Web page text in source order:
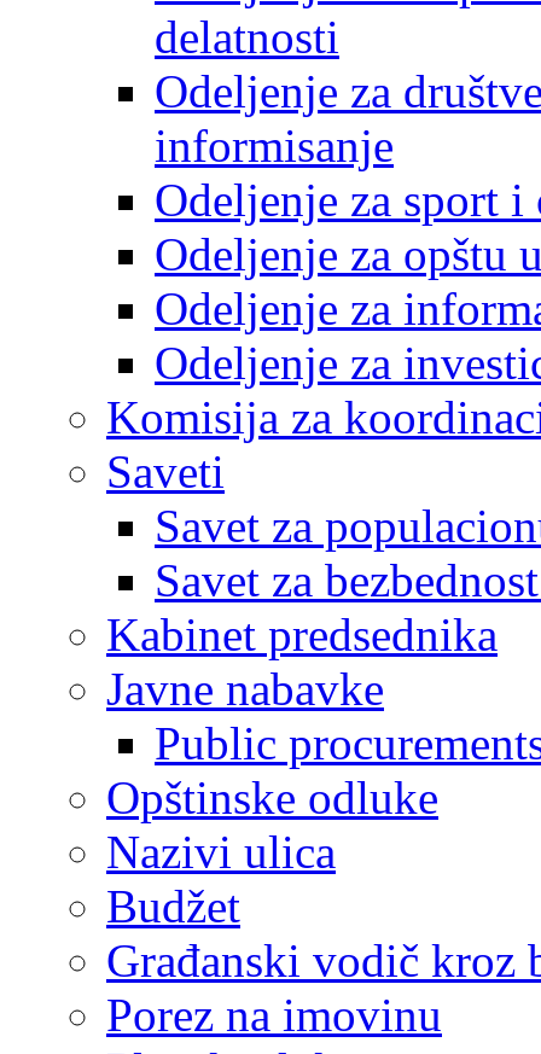
delatnosti
Odeljenje za
informisanje
Odeljenje za sport
Odeljenje za opštu
Odeljenje za
Odeljenje za
Komisija za
Saveti
Savet za
Savet za
Kabinet predsednika
Javne nabavke
Public
Opštinske odluke
Nazivi ulica
Budžet
Građanski vodič kroz
Porez na imovinu